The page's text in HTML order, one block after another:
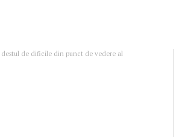
destul de dificile din punct de vedere al